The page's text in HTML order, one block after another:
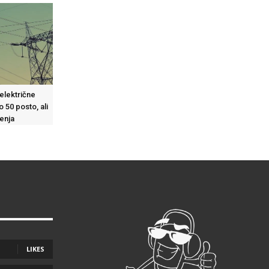
50 posto, ali
LIKES